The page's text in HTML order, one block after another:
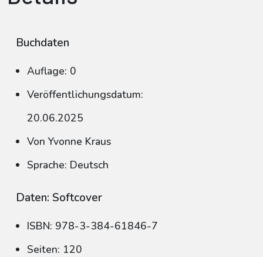
Buchdaten
Auflage: 0
Veröffentlichungsdatum:
20.06.2025
Von Yvonne Kraus
Sprache: Deutsch
Daten: Softcover
ISBN: 978-3-384-61846-7
Seiten: 120